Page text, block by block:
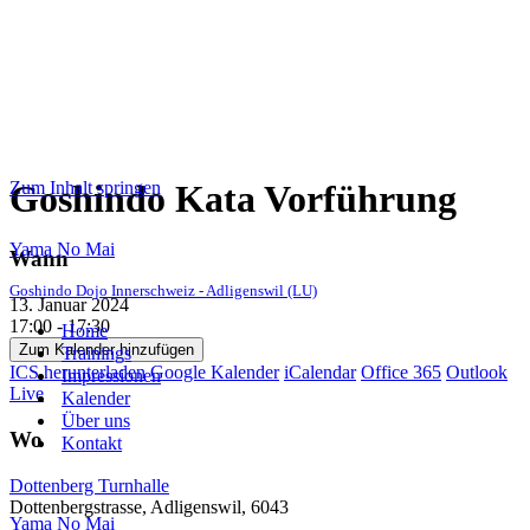
Zum Inhalt springen
Yama No Mai
Goshindo Dojo Innerschweiz - Adligenswil (LU)
Home
Trainings
Impressionen
Kalender
Über uns
Kontakt
Yama No Mai
Goshindo Kata Vorführung
Wann
13. Januar 2024
17:00 - 17:30
Zum Kalender hinzufügen
ICS herunterladen Google Kalender iCalendar Office 365 Outlook
Live
Wo
Dottenberg Turnhalle
Dottenbergstrasse, Adligenswil, 6043